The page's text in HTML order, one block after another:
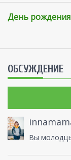
День
ОБСУЖДЕНИЕ
Вы